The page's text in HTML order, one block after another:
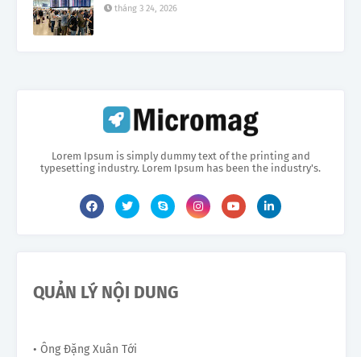
tháng 3 24, 2026
Lorem Ipsum is simply dummy text of the printing and
typesetting industry. Lorem Ipsum has been the industry's.
QUẢN LÝ NỘI DUNG
• Ông Đặng Xuân Tới